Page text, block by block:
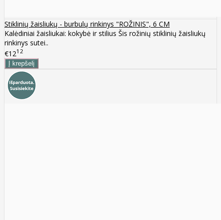
Stiklinių žaisliukų - burbulų rinkinys "ROŽINIS", 6 CM
Kalėdiniai žaisliukai: kokybė ir stilius Šis rožinių stiklinių žaisliukų
rinkinys sutei..
€1212